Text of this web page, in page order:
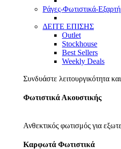
Ράγες-Φωτιστικά-
ΔΕΙΤΕ ΕΠΙΣΗΣ
Outlet
Stockhouse
Best Sellers
Weekly Deals
Συνδυάστε λειτουργικότητα
Φωτιστικά Ακουστικής
Ανθεκτικός φωτισμός για
Καρφωτά Φωτιστικά